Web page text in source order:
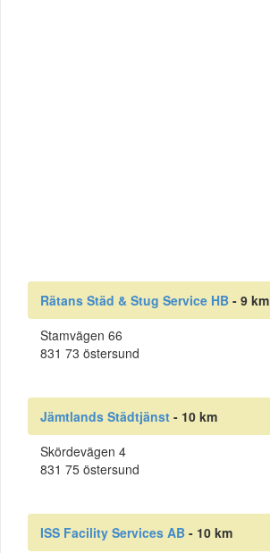
Rätans Städ & Stug Service HB - 9 km
Stamvägen 66
831 73 östersund
Jämtlands Städtjänst - 10 km
Skördevägen 4
831 75 östersund
ISS Facility Services AB - 10 km